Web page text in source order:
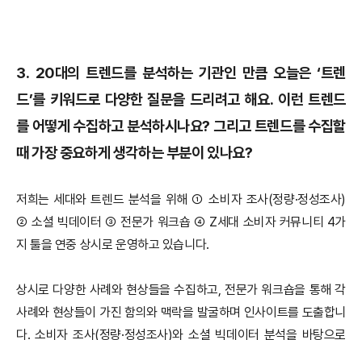
3. 20대의 트렌드를 분석하는 기관인 만큼 오늘은 ‘트렌
드’를 키워드로 다양한 질문을 드리려고 해요. 이런 트렌드
를 어떻게 수집하고 분석하시나요? 그리고 트렌드를 수집할
때 가장 중요하게 생각하는 부분이 있나요?
저희는 세대와 트렌드 분석을 위해 ① 소비자 조사(정량·정성조사)
② 소셜 빅데이터 ③ 전문가 워크숍 ④ Z세대 소비자 커뮤니티 4가
지 툴을 연중 상시로 운영하고 있습니다.
상시로 다양한 사례와 현상들을 수집하고, 전문가 워크숍을 통해 각
사례와 현상들이 가진 함의와 맥락을 발굴하며 인사이트를 도출합니
다. 소비자 조사(정량·정성조사)와 소셜 빅데이터 분석을 바탕으로